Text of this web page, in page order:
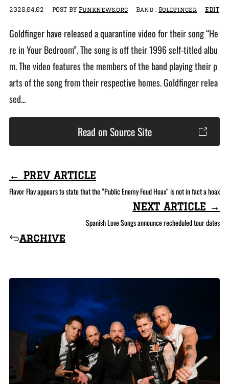
2020.04.02 POST BY Punknews.org Band : Goldfinger EDIT
Goldfinger have released a quarantine video for their song “He
re in Your Bedroom”. The song is off their 1996 self-titled albu
m. The video features the members of the band playing their p
arts of the song from their respective homes. Goldfinger relea
sed...
Read on Source Site
← PREV ARTICLE
Flavor Flav appears to state that the “Public Enemy Feud Hoax” is not in fact a hoax
archive
NEXT ARTICLE →
Spanish Love Songs announce recheduled tour dates